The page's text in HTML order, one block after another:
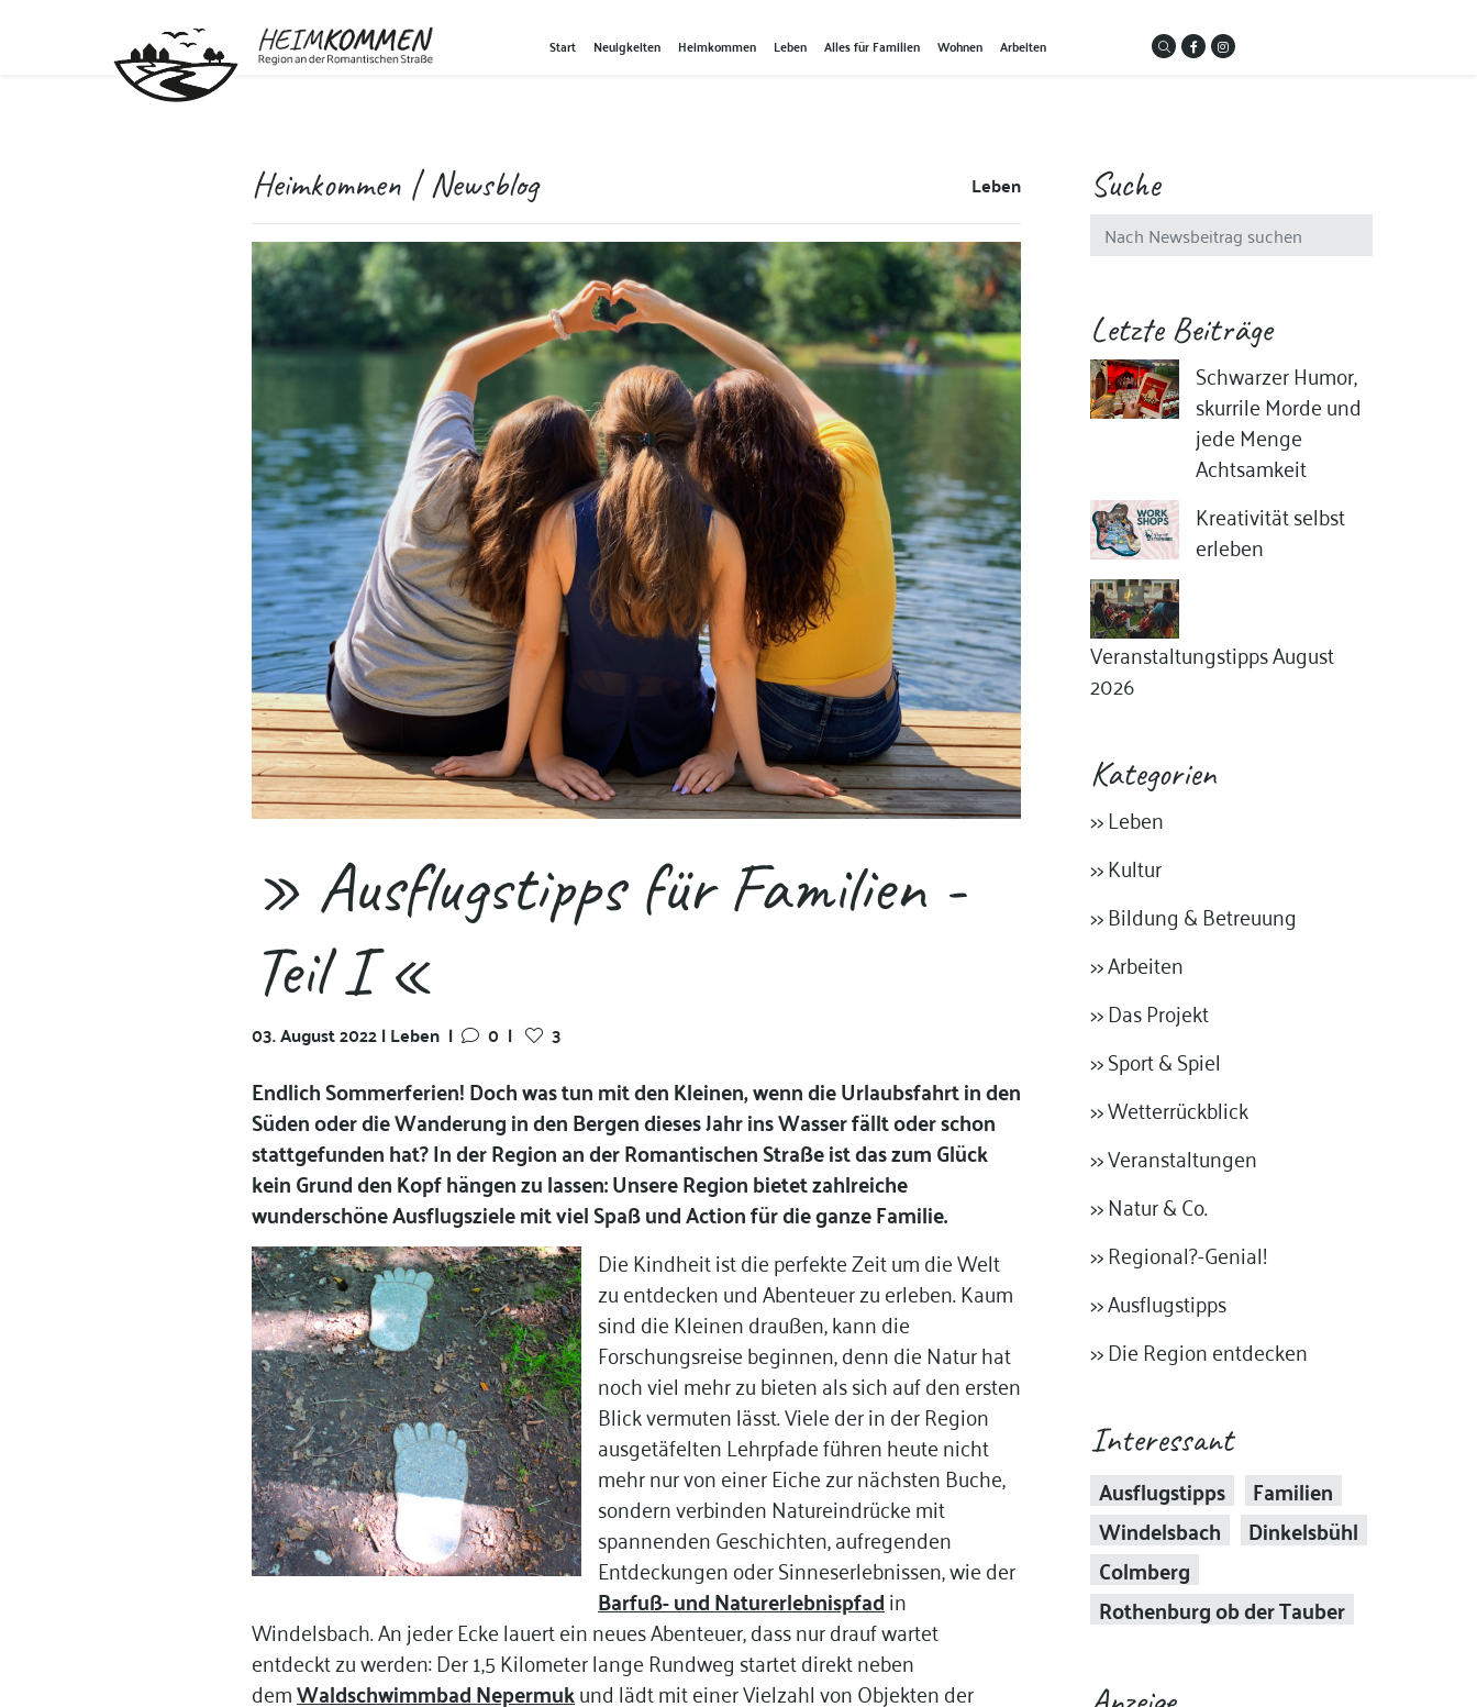
Start Neuigkeiten Heimkommen Leben Alles für Familien Wohnen Arbeiten
Heimkommen | Newsblog Leben
» Ausflugstipps für Familien -
Teil I «
03. August 2022 | Leben | 0 | 3
Endlich Sommerferien! Doch was tun mit den Kleinen, wenn die Urlaubsfahrt in den
Süden oder die Wanderung in den Bergen dieses Jahr ins Wasser fällt oder schon
stattgefunden hat? In der Region an der Romantischen Straße ist das zum Glück
kein Grund den Kopf hängen zu lassen: Unsere Region bietet zahlreiche
wunderschöne Ausflugsziele mit viel Spaß und Action für die ganze Familie.
Die Kindheit ist die perfekte Zeit um die Welt
zu entdecken und Abenteuer zu erleben. Kaum
sind die Kleinen draußen, kann die
Forschungsreise beginnen, denn die Natur hat
noch viel mehr zu bieten als sich auf den ersten
Blick vermuten lässt. Viele der in der Region
ausgetäfelten Lehrpfade führen heute nicht
mehr nur von einer Eiche zur nächsten Buche,
sondern verbinden Natureindrücke mit
spannenden Geschichten, aufregenden
Entdeckungen oder Sinneserlebnissen, wie der
Barfuß- und Naturerlebnispfadin
Windelsbach. An jeder Ecke lauert ein neues Abenteuer, dass nur drauf wartet
entdeckt zu werden: Der 1,5 Kilometer lange Rundweg startet direkt neben
demWaldschwimmbad Nepermukund lädt mit einer Vielzahl von Objekten der
Suche
Letzte Beiträge
Schwarzer Humor,
skurrile Morde und
jede Menge
Achtsamkeit
Kreativität selbst
erleben
Veranstaltungstipps August
2026
Kategorien
>> Leben
>> Kultur
>> Bildung & Betreuung
>> Arbeiten
>> Das Projekt
>> Sport & Spiel
>> Wetterrückblick
>> Veranstaltungen
>> Natur & Co.
>> Regional?-Genial!
>> Ausflugstipps
>> Die Region entdecken
Interessant
Ausflugstipps
Familien
Windelsbach
Dinkelsbühl
Colmberg
Rothenburg ob der Tauber